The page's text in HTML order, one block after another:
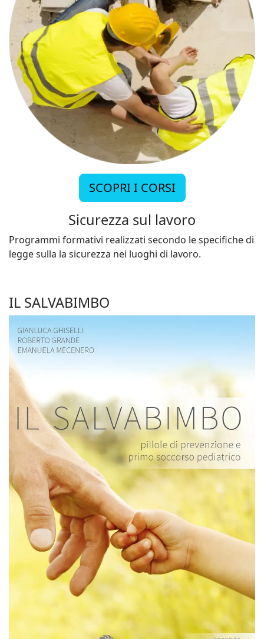
SCOPRI I CORSI
Sicurezza sul lavoro
Programmi formativi realizzati secondo le specifiche di
legge sulla la sicurezza nei luoghi di lavoro.
IL SALVABIMBO